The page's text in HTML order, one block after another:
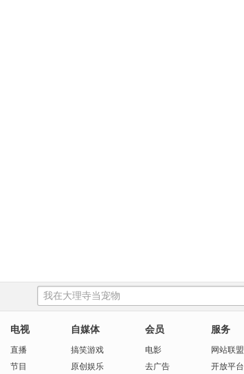
电视
直播
节目
自媒体
搞笑游戏
原创娱乐
会员
电影
去广告
服务
网站联盟
开放平台